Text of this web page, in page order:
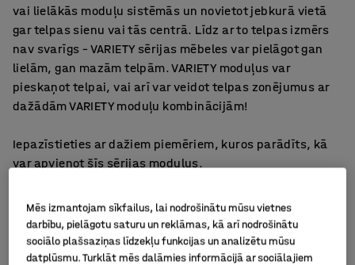
vai lielākās moduļu sistēmās un novietot jebkurā vietā
gar telpas sienu vai tās centrā. Līdz ar to telpas izmērs
nav svarīgs – VARIETY sērijas mēbeles var pielāgot gan
lielām, gan mazām telpām. VARIETY moduļus var
pieskaņot telpai, vai arī var veidot telpas zonējumus ar
dažādām VARIETY moduļu kombinācijām!
Iepazīstieties ar dažiem piemēriem, kuros parādīts, kā
var apvienot šīs sērijas moduļus.
Mēs izmantojam sīkfailus, lai nodrošinātu mūsu vietnes
darbību, pielāgotu saturu un reklāmas, kā arī nodrošinātu
sociālo plašsaziņas līdzekļu funkcijas un analizētu mūsu
datplūsmu. Turklāt mēs dalāmies informācijā ar sociālajiem